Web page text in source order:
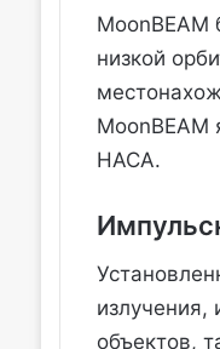
низкой
НАСА.
объектов,